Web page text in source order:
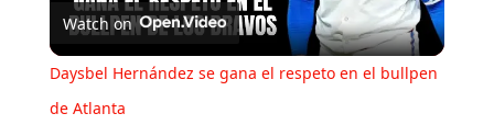
Video
Watch on
Daysbel Hernández se gana el respeto en el bullpen
de Atlanta